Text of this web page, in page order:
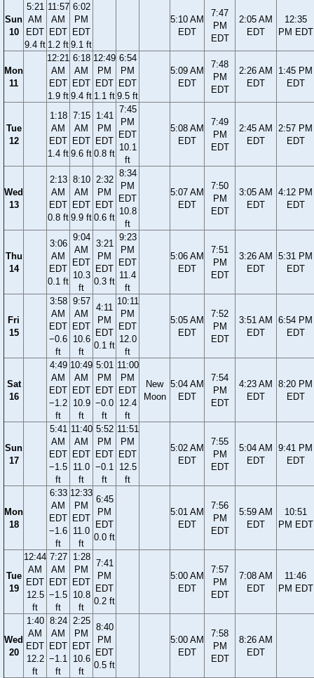
Sun
10
5:21
AM
EDT
9.4 ft
11:57
AM
EDT
1.2 ft
6:02
PM
EDT
9.1 ft
5:10 AM
EDT
7:47
PM
EDT
2:05 AM
EDT
12:35
PM EDT
Mon
11
12:21
AM
EDT
1.9 ft
6:18
AM
EDT
9.4 ft
12:49
PM
EDT
1.1 ft
6:54
PM
EDT
9.5 ft
5:09 AM
EDT
7:48
PM
EDT
2:26 AM
EDT
1:45 PM
EDT
Tue
12
1:18
AM
EDT
1.4 ft
7:15
AM
EDT
9.6 ft
1:41
PM
EDT
0.8 ft
7:45
PM
EDT
10.1
ft
5:08 AM
EDT
7:49
PM
EDT
2:45 AM
EDT
2:57 PM
EDT
Wed
13
2:13
AM
EDT
0.8 ft
8:10
AM
EDT
9.9 ft
2:32
PM
EDT
0.6 ft
8:34
PM
EDT
10.8
ft
5:07 AM
EDT
7:50
PM
EDT
3:05 AM
EDT
4:12 PM
EDT
Thu
14
3:06
AM
EDT
0.1 ft
9:04
AM
EDT
10.3
ft
3:21
PM
EDT
0.3 ft
9:23
PM
EDT
11.4
ft
5:06 AM
EDT
7:51
PM
EDT
3:26 AM
EDT
5:31 PM
EDT
Fri
15
3:58
AM
EDT
−0.6
ft
9:57
AM
EDT
10.6
ft
4:11
PM
EDT
0.1 ft
10:11
PM
EDT
12.0
ft
5:05 AM
EDT
7:52
PM
EDT
3:51 AM
EDT
6:54 PM
EDT
Sat
16
4:49
AM
EDT
−1.2
ft
10:49
AM
EDT
10.9
ft
5:01
PM
EDT
−0.0
ft
11:00
PM
EDT
12.4
ft
New
Moon
5:04 AM
EDT
7:54
PM
EDT
4:23 AM
EDT
8:20 PM
EDT
Sun
17
5:41
AM
EDT
−1.5
ft
11:40
AM
EDT
11.0
ft
5:52
PM
EDT
−0.1
ft
11:51
PM
EDT
12.5
ft
5:02 AM
EDT
7:55
PM
EDT
5:04 AM
EDT
9:41 PM
EDT
Mon
18
6:33
AM
EDT
−1.6
ft
12:33
PM
EDT
11.0
ft
6:45
PM
EDT
0.0 ft
5:01 AM
EDT
7:56
PM
EDT
5:59 AM
EDT
10:51
PM EDT
Tue
19
12:44
AM
EDT
12.5
ft
7:27
AM
EDT
−1.5
ft
1:28
PM
EDT
10.8
ft
7:41
PM
EDT
0.2 ft
5:00 AM
EDT
7:57
PM
EDT
7:08 AM
EDT
11:46
PM EDT
Wed
20
1:40
AM
EDT
12.2
ft
8:24
AM
EDT
−1.1
ft
2:25
PM
EDT
10.6
ft
8:40
PM
EDT
0.5 ft
5:00 AM
EDT
7:58
PM
EDT
8:26 AM
EDT